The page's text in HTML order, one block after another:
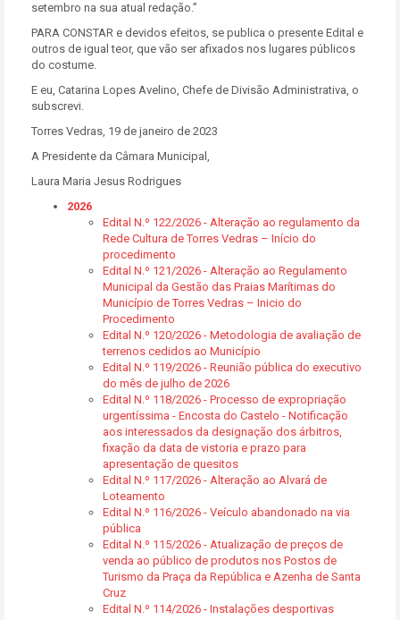
setembro na sua atual redação.”
PARA CONSTAR e devidos efeitos, se publica o presente Edital e
outros de igual teor, que vão ser afixados nos lugares públicos
do costume.
E eu, Catarina Lopes Avelino, Chefe de Divisão Administrativa, o
subscrevi.
Torres Vedras, 19 de janeiro de 2023
A Presidente da Câmara Municipal,
Laura Maria Jesus Rodrigues
2026
Edital N.º 122/2026 - Alteração ao regulamento da
Rede Cultura de Torres Vedras – Início do
procedimento
Edital N.º 121/2026 - Alteração ao Regulamento
Municipal da Gestão das Praias Marítimas do
Município de Torres Vedras – Inicio do
Procedimento
Edital N.º 120/2026 - Metodologia de avaliação de
terrenos cedidos ao Município
Edital N.º 119/2026 - Reunião pública do executivo
do mês de julho de 2026
Edital N.º 118/2026 - Processo de expropriação
urgentíssima - Encosta do Castelo - Notificação
aos interessados da designação dos árbitros,
fixação da data de vistoria e prazo para
apresentação de quesitos
Edital N.º 117/2026 - Alteração ao Alvará de
Loteamento
Edital N.º 116/2026 - Veículo abandonado na via
pública
Edital N.º 115/2026 - Atualização de preços de
venda ao público de produtos nos Postos de
Turismo da Praça da República e Azenha de Santa
Cruz
Edital N.º 114/2026 - Instalações desportivas